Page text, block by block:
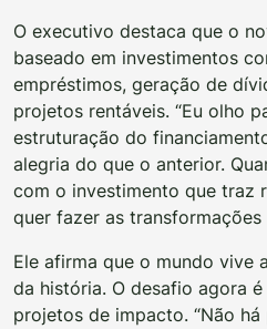
O executivo destaca que o
baseado em investimentos
empréstimos, geração de
projetos rentáveis. “Eu olho
estruturação do
alegria do que o anterior.
com o investimento que traz
quer fazer as transformações
Ele afirma que o mundo vive
da história. O desafio agora
projetos de impacto. “Não